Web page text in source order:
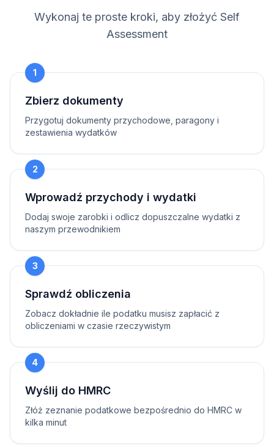
Wykonaj te proste kroki, aby złożyć Self
Assessment
1
Zbierz dokumenty
Przygotuj dokumenty przychodowe, paragony i
zestawienia wydatków
2
Wprowadź przychody i wydatki
Dodaj swoje zarobki i odlicz dopuszczalne wydatki z
naszym przewodnikiem
3
Sprawdź obliczenia
Zobacz dokładnie ile podatku musisz zapłacić z
obliczeniami w czasie rzeczywistym
4
Wyślij do HMRC
Złóż zeznanie podatkowe bezpośrednio do HMRC w
kilka minut